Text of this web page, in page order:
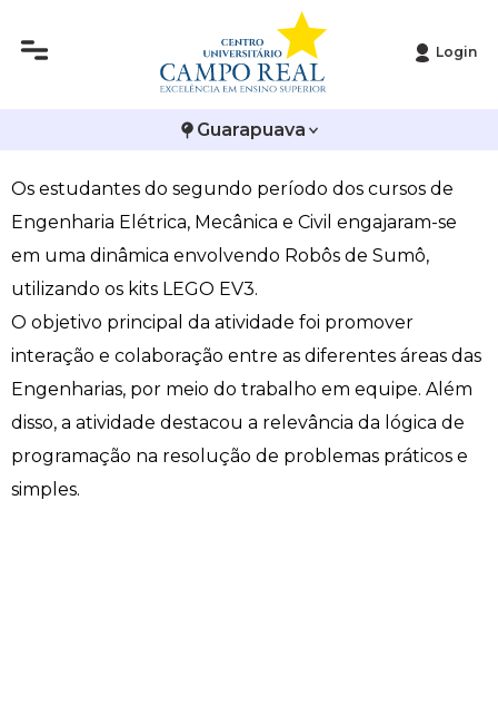
Login
Guarapuava
Engenharias desenvolvem competições de sumô
Os estudantes do segundo período dos cursos de
Engenharia Elétrica, Mecânica e Civil engajaram-se
em uma dinâmica envolvendo Robôs de Sumô,
utilizando os kits LEGO EV3.
O objetivo principal da atividade foi promover
interação e colaboração entre as diferentes áreas das
Engenharias, por meio do trabalho em equipe. Além
disso, a atividade destacou a relevância da lógica de
programação na resolução de problemas práticos e
simples.
Infraestrutura
Editais
Publicações Institucionais
Arquitetura e Urbanismo
Biomedicina
Ciências Contábeis
Direito
Enfermagem
Engenharia Agronômica
Engenharia Civil
Vestibular de Inverno
Vestibular de Medicina
2ª Via de Boleto
Atestado de Matrícula
Atividades Complementares e Sociais
Biblioteca
Calendário Acadêmico
Calendário de Provas
Carteirinha de Estudante
Central de Estágios - TCC
Avalie a Campo Real
Bolsas e Incentivos
CPA
COLAP
Comissão de Ética no Uso de Animais
Comitê de Ética em Pesquisa
Diploma Digital
Educação em Direitos Humanos